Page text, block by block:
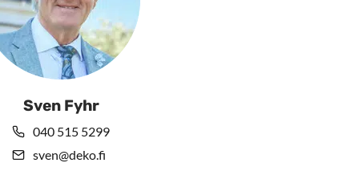
Sven Fyhr
040 515 5299
sven@deko.fi